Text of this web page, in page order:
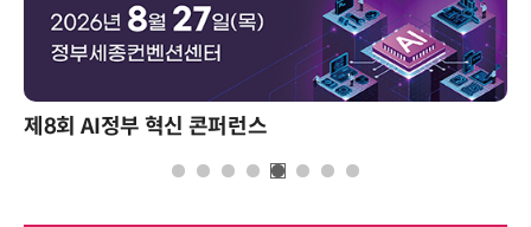
제8회 AI정부 혁신 콘퍼런스